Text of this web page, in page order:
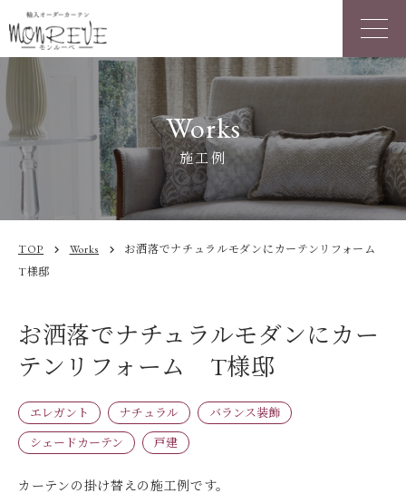
Works
施工例
TOP chevron_right Works chevron_right
お洒落でナチュラルモダンにカーテンリフォーム
T様邸
お洒落でナチュラルモダンにカー
テンリフォーム T様邸
エレガント ナチュラル
バランス装飾
シェードカーテン
戸建
カーテンの掛け替えの施工例です。